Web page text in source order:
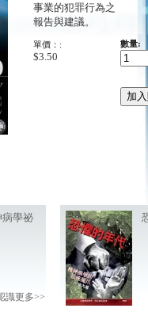
事業的犯罪行為之
報告與建議。
單價：:
$3.50
數量:
病學祕
識更多>>